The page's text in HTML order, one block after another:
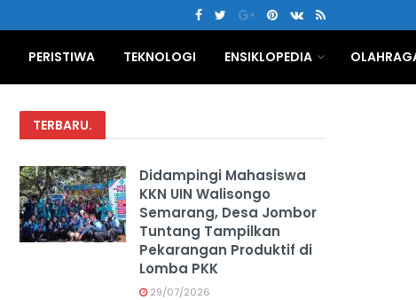
PERISTIWA TEKNOLOGI ENSIKLOPEDIA
TERBARU.
Didampingi Mahasiswa
KKN UIN Walisongo
Semarang, Desa Jombor
Tuntang Tampilkan
Pekarangan Produktif di
Lomba PKK
29/07/2026